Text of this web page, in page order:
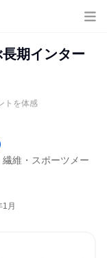
期インター
トを体感
維・スポーツメー
月